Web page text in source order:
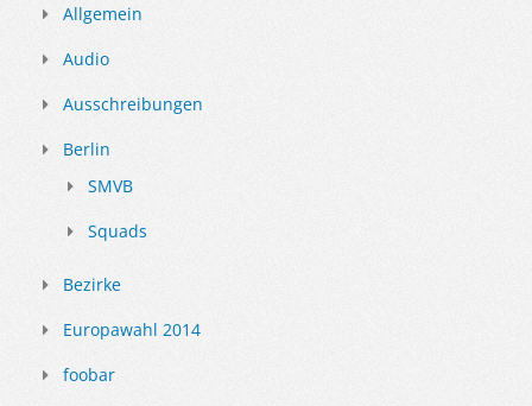
Allgemein
Audio
Ausschreibungen
Berlin
SMVB
Squads
Bezirke
Europawahl 2014
foobar